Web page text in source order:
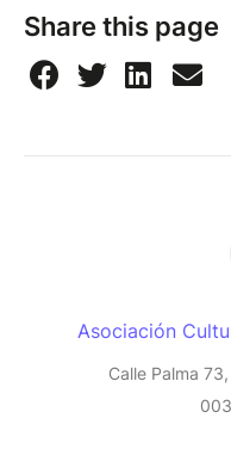
Share this page
Asociación
Calle Palma